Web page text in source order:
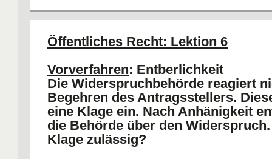
Ungeregelte Fälle der
1) Sich Wiederholender VA
2) Verfahren bei Dritten
einheitlichen Rechtsgrund. AA: Bei
Zweck.
3) Verfahren wird offensichtlich
bleiben
Öffentliches Recht: Lektion 6
Vorverfahren: Entberlichkeit
Die Widerspruchbehörde reagiert
Begehren des Antragsstellers.
eine Klage ein. Nach Anhänigkeit
die Behörde über den
Klage zulässig?